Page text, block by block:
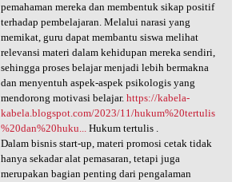
pemahaman mereka dan membentuk sikap positif
terhadap pembelajaran. Melalui narasi yang
memikat, guru dapat membantu siswa melihat
relevansi materi dalam kehidupan mereka sendiri,
sehingga proses belajar menjadi lebih bermakna
dan menyentuh aspek-aspek psikologis yang
mendorong motivasi belajar. https://kabela-
kabela.blogspot.com/2023/11/hukum%20tertulis
%20dan%20huku...Hukum tertulis .
Dalam bisnis start-up, materi promosi cetak tidak
hanya sekadar alat pemasaran, tetapi juga
merupakan bagian penting dari pengalaman